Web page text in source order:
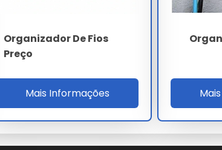
oficiais e fornecedores
fios onde comprar ideal
Organizador De Fios
Preço
Mais Informações